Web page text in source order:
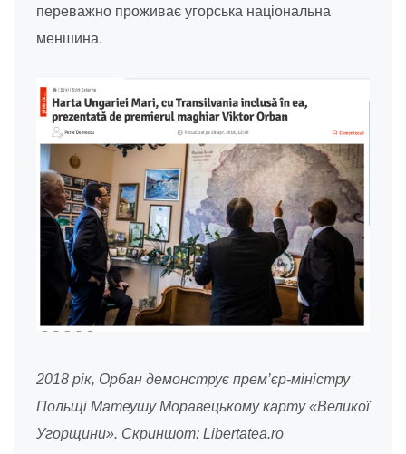
переважно проживає угорська національна
меншина.
2018 рік, Орбан демонструє прем’єр-міністру
Польщі Матеушу Моравецькому карту «Великої
Угорщини». Скриншот: Libertatea.ro